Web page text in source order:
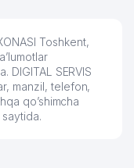
723 м
Toshkent,
DIGITAL SERVIS
manzil, telefon,
qo’shimcha